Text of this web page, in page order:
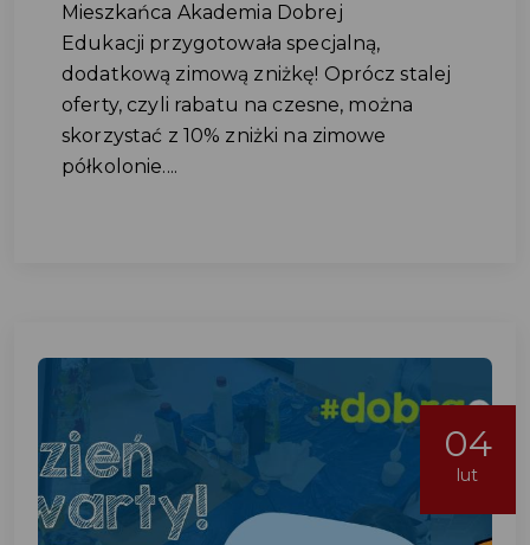
Mieszkańca Akademia Dobrej
Edukacji przygotowała specjalną,
dodatkową zimową zniżkę! Oprócz stalej
oferty, czyli rabatu na czesne, można
skorzystać z 10% zniżki na zimowe
półkolonie....
04
lut